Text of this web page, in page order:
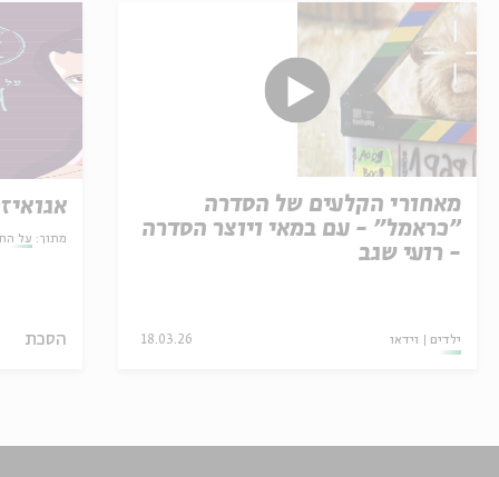
מאחורי הקלעים של הסדרה
"כראמל" - עם במאי ויוצר הסדרה
- רועי שגב
ילדים וידאו 18.03.26
מתוך: על
הסכת